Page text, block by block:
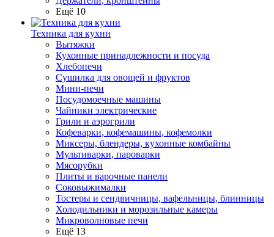
Ещё 10
Техника для кухни
Вытяжки
Кухонные принадлежности и посуда
Хлебопечи
Сушилка для овощей и фруктов
Мини-печи
Посудомоечные машины
Чайники электрические
Грили и аэрогрили
Кофеварки, кофемашины, кофемолки
Миксеры, блендеры, кухонные комбайны
Мультиварки, пароварки
Мясорубки
Плиты и варочные панели
Соковыжималки
Тостеры и сендвичницы, вафельницы, блинницы
Холодильники и морозильные камеры
Микроволновые печи
Ещё 13